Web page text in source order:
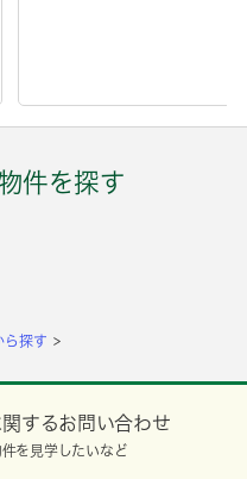
件を探す
ら探す
するお問い合わせ
を見学したいなど